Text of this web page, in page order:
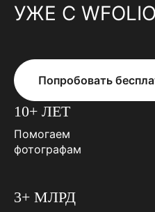
УЖЕ С WFOLIO
Попробовать
10+ ЛЕТ
Помогаем
фотографам
3+ МЛРД